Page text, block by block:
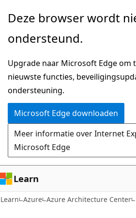
Naar
gaan
Deze browser wordt
ondersteund.
Upgrade naar Microsoft Edge om
nieuwste functies,
ondersteuning.
Microsoft Edge downloaden
Meer informatie over Internet
Microsoft Edge
Learn
Learn Azure Azure Architecture Center